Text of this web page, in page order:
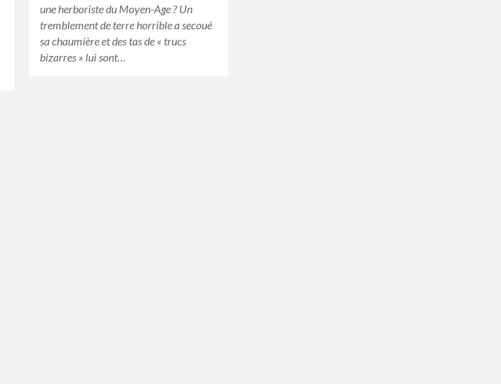
une herboriste du Moyen-Age ? Un
tremblement de terre horrible a secoué
sa chaumière et des tas de « trucs
bizarres » lui sont…